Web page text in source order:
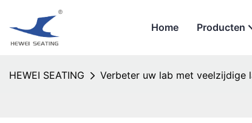
Home Producten
HEWEI SEATING Verbeter uw lab met veelzijdige